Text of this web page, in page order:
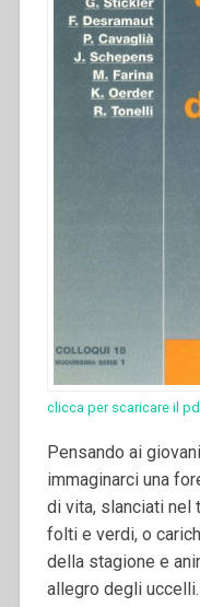
clicca per scaricare il
Pensando ai
immaginarci una
di vita, slanciati nel
folti e verdi, o
della stagione e
allegro degli uccelli.